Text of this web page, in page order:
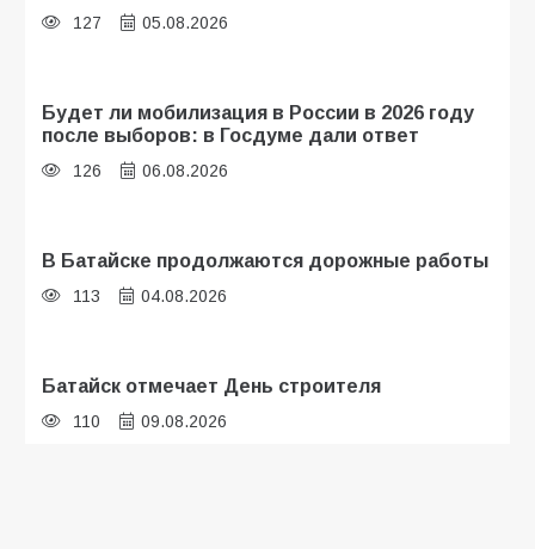
127 05.08.2026
Будет ли мобилизация в России в 2026 году
после выборов: в Госдуме дали ответ
126 06.08.2026
В Батайске продолжаются дорожные работы
113 04.08.2026
Батайск отмечает День строителя
110 09.08.2026